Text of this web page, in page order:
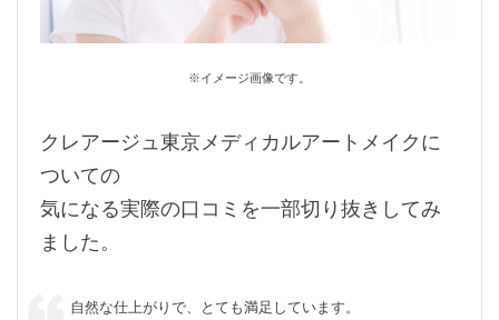
※イメージ画像です。
クレアージュ東京メディカルアートメイクに
ついての
気になる実際の口コミを一部切り抜きしてみ
ました。
自然な仕上がりで、とても満足しています。